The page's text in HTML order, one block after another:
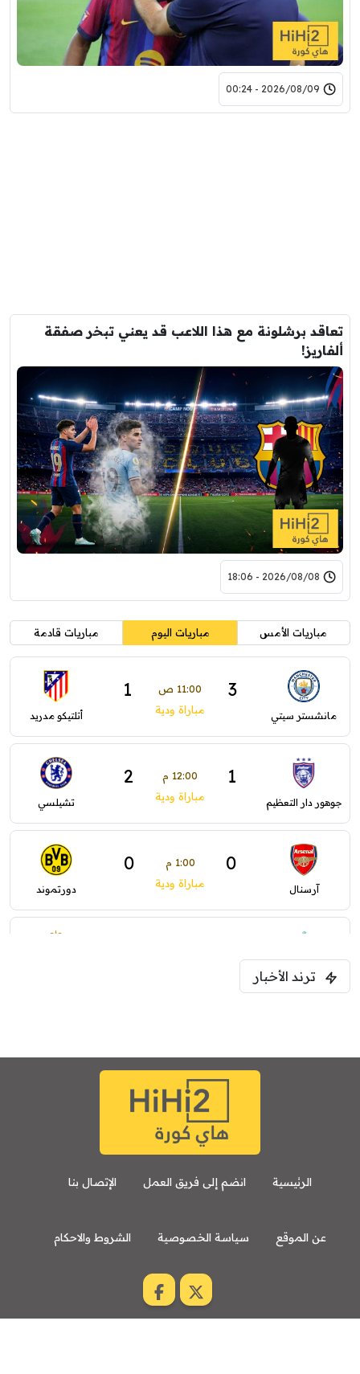
2026/08/09 - 00:24
تعاقد برشلونة مع هذا اللاعب قد يعني تبخر صفقة
ألفاريز!
2026/08/08 - 18:06
مباريات الأمس مباريات اليوم مباريات قادمة
مانشستر سيتي
3 11:00 ص 1
مباراة ودية أتلتيكو مدريد
جوهور دار التعظيم
1 12:00 م 2
مباراة ودية تشيلسي
آرسنال
0 1:00 م 0
مباراة ودية دورتموند
ليفربول
ترند الأخبار
الرئيسية انضم إلى فريق العمل الإتصال بنا
عن الموقع سياسة الخصوصية الشروط والاحكام